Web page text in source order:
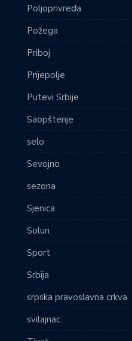
Poljoprivreda
Požega
Priboj
Prijepolje
Putevi Srbije
Saopštenje
selo
Sevojno
sezona
Sjenica
Solun
Sport
Srbija
srpska pravoslavna crkva
svilajnac